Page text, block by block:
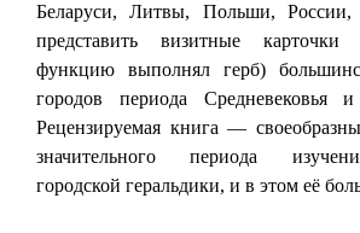
Беларуси, Литвы, Польши,
представить визитные
функцию выполнял герб)
городов периода Средневековья
Рецензируемая книга —
значительного периода
городской геральдики, и в этом её